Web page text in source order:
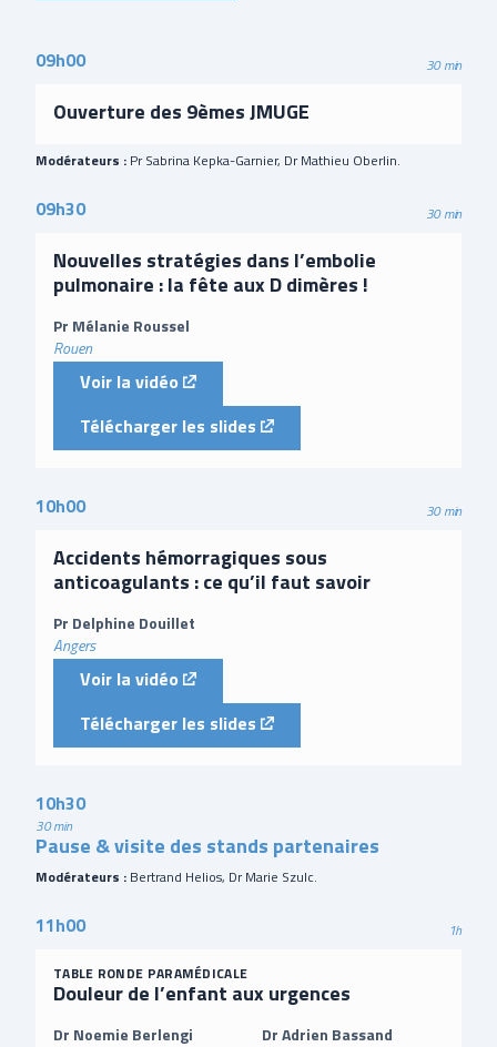
09h00 30 min
Ouverture des 9èmes JMUGE
Modérateurs : Pr Sabrina Kepka-Garnier, Dr Mathieu Oberlin.
09h30 30 min
Nouvelles stratégies dans l’embolie
pulmonaire : la fête aux D dimères !
Pr Mélanie Roussel
Rouen
Voir la vidéo(external link)
Télécharger les slides
(external link)
10h00 30 min
Accidents hémorragiques sous
anticoagulants : ce qu’il faut savoir
Pr Delphine Douillet
Angers
Voir la vidéo(external link)
Télécharger les slides
(external link)
10h30
30 min
Pause & visite des stands partenaires
Modérateurs : Bertrand Helios, Dr Marie Szulc.
11h00 1h
TABLE RONDE PARAMÉDICALE
Douleur de l’enfant aux urgences
Dr Noemie Berlengi
Dr Adrien Bassand